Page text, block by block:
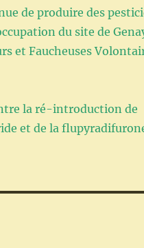
de produire des
du site de
et Faucheuses
la ré-introduction de
et de la